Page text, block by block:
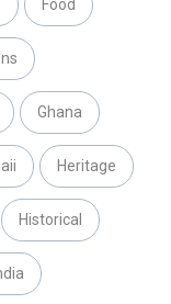
Food
Ghana
Heritage
Historical